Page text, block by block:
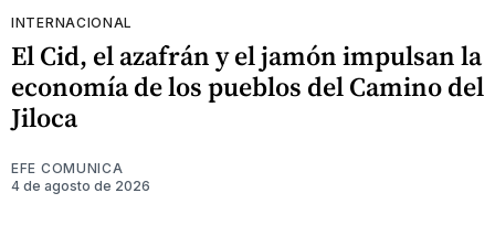
INTERNACIONAL
El Cid, el azafrán y el jamón impulsan la
economía de los pueblos del Camino del
Jiloca
EFE COMUNICA
4 de agosto de 2026